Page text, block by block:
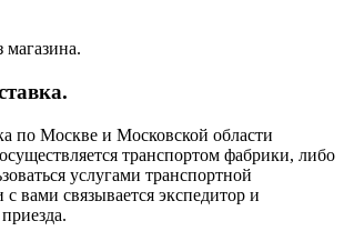
по Москве и Московской области
транспортом фабрики, либо
услугами транспортной
вами связывается экспедитор и